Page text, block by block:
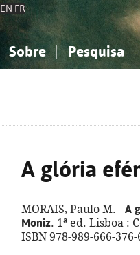
EN FR
Sobre Pesquisa
A glória
MORAIS, Paulo M. - A
Moniz. 1ª ed. Lisboa :
ISBN 978-989-666-376-